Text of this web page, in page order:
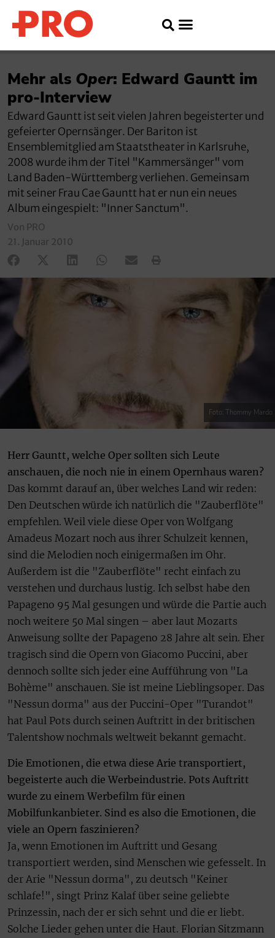
Mehr als Oper: Edward Gauntt im
pro-Interview
Edward Gauntt ist seit vielen Jahren begeisterter und
gefeierter Opernsänger. Der Bariton ist
Ensemblemitglied am Staatstheater in Karlsruhe,
2008 wurde ihm der Titel "Kammersänger" vom
Land Baden-Württemberg verliehen. Gemeinsam
mit seiner Frau Cae Gauntt hat er nun ein neues
Album eingespielt: "Inner Sanctum".
Von PRO
21. Januar 2010
Foto: Thommy Mardo
Herr Gauntt, welche Oper sollten sich Leute
anschauen, die noch nie in einem Opernhaus waren?
Das kommt darauf an, über welches Land wir reden:
Den Deutschen würde ich natürlich die "Zauberflöte"
empfehlen. Weil viele diese Oper von Wolfgang
Amadeus Mozart noch aus ihrer Schulzeit kennen,
sind die Melodien noch einigermaßen im Ohr.
Außerdem ist die "Zauberflöte" recht einfach zu
verstehen und durchaus lustig. Ich selbst habe den
Papageno 95 Mal gesungen und würde die Partie auch
noch weitere 50 Mal singen – aber laut Mozarts
Anweisung sollte der Papageno 28 Jahre alt sein. Eher
tragisch sind die Opern von Giacomo Puccini, aber
dennoch sollte sich jeder eine Aufführung von "La
Bohème" anschauen. Sie ist meine Lieblingsoper. Das
"Nessun dorma" aus der Puccini-Oper "Turandot"
hat Paul Pots durch seinen Auftritt in der britischen
Talentshow nochmals weltweit bekannt gemacht.
Die Emotionen, die etwa diese Arie transportiert,
begeisterte auch die Werbeindustrie. Pots Auftritt
wurde zu einem Werbefilm für einen
Mobilfunkanbieter. Sind es also die Emotionen, die
viele an Opern faszinieren?
Ja, wenn Emotionen im Auftritt und Gesang
transportiert werden, sind Menschen wie gefesselt. In
der Arie "Nessun dorma", zu deutsch "Keiner
schlafe!", singt Prinz Kalaf über seine geliebte
Prinzessin, nach der er sich sehnt und die er liebt.
Solche Lieder gehen unter die Haut. Florian Sitzmann